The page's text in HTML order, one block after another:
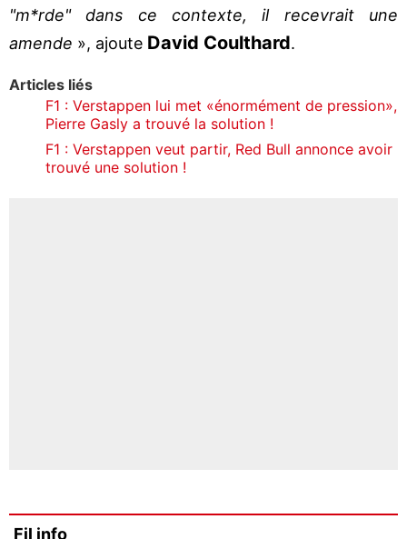
"m*rde" dans ce contexte, il recevrait une
amende », ajoute David Coulthard.
Articles liés
F1 : Verstappen lui met «énormément de pression»,
Pierre Gasly a trouvé la solution !
F1 : Verstappen veut partir, Red Bull annonce avoir
trouvé une solution !
Fil info